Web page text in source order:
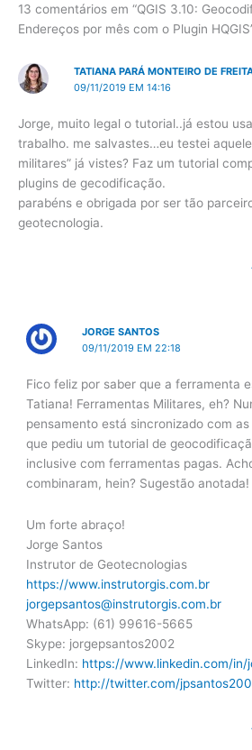
13 comentários em “QGIS 3.10:
Endereços por mês com o Plugin
TATIANA PARÁ MONTEIRO DE
09/11/2019 EM 14:16
Jorge, muito legal o tutorial..já estou
trabalho. me salvastes…eu testei
militares” já vistes? Faz um tutorial
plugins de gecodificação.
parabéns e obrigada por ser tão
geotecnologia.
JORGE SANTOS
09/11/2019 EM 22:18
Fico feliz por saber que a ferramenta
Tatiana! Ferramentas Militares, eh?
pensamento está sincronizado com
que pediu um tutorial de
inclusive com ferramentas pagas.
combinaram, hein? Sugestão anotada!
Um forte abraço!
Jorge Santos
Instrutor de Geotecnologias
https://www.instrutorgis.com.br
jorgepsantos@instrutorgis.com.br
WhatsApp: (61) 99616-5665
Skype: jorgepsantos2002
LinkedIn: https://www.linkedin.com/in/
Twitter: http://twitter.com/